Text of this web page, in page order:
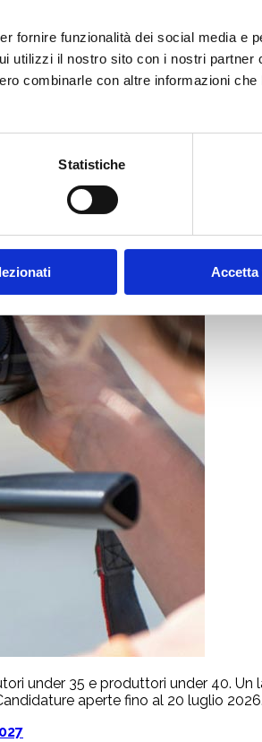
fornire funzionalità dei social media e
utilizzi il nostro sito con i nostri partner
combinarle con altre informazioni che
Statistiche
under 35 e produttori under 40.
aperte fino al 20 luglio
under 35 e produttori under 40.
aperte fino al 20 luglio 2026.